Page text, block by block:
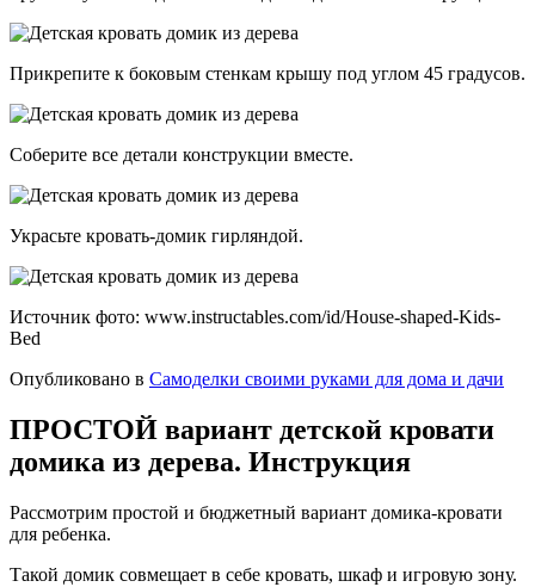
Прикрепите к боковым стенкам крышу под углом 45 градусов.
Соберите все детали конструкции вместе.
Украсьте кровать-домик гирляндой.
Источник фото: www.instructables.com/id/House-shaped-Kids-
Bed
Опубликовано в Самоделки своими руками для дома и дачи
ПРОСТОЙ вариант детской кровати
домика из дерева. Инструкция
Рассмотрим простой и бюджетный вариант домика-кровати
для ребенка.
Такой домик совмещает в себе кровать, шкаф и игровую зону.